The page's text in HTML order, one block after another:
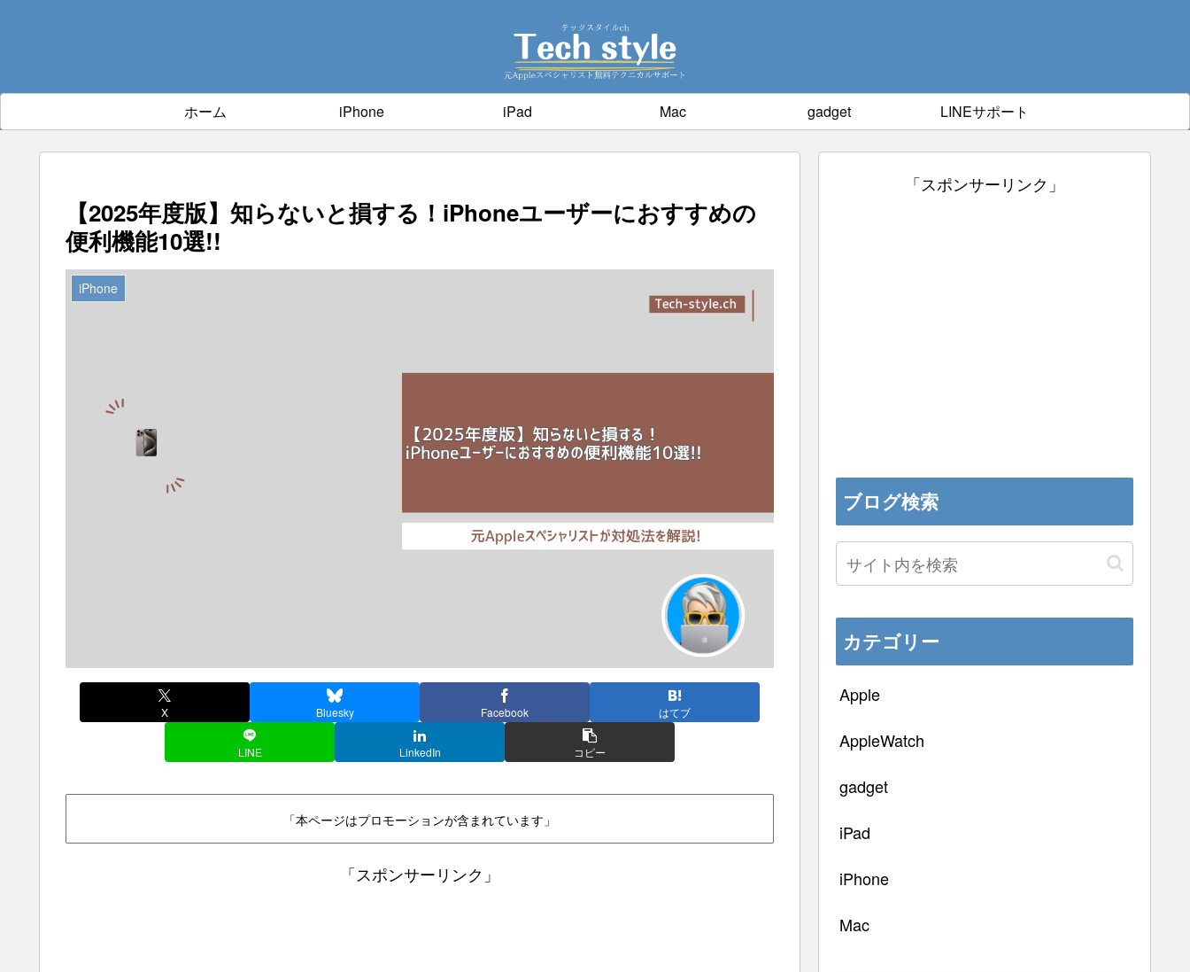
ホーム iPhone iPad Mac gadget LINEサポート
【2025年度版】知らないと損する！iPhoneユーザーにおすすめの
便利機能10選!!
iPhone
X Bluesky Facebook はてブ
LINE LinkedIn コピー
「本ページはプロモーションが含まれています」
「スポンサーリンク」
「スポンサーリンク」
ブログ検索
カテゴリー
Apple
AppleWatch
gadget
iPad
iPhone
Mac